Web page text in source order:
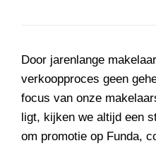
Door jarenlange
verkoopproces geen
focus van onze
ligt, kijken we altijd een
om promotie op Funda,